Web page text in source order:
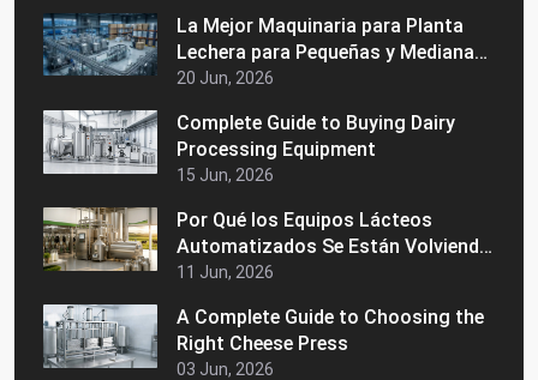
La Mejor Maquinaria para Planta
Lechera para Pequeñas y Medianas
Empresas Lácteas
20 Jun, 2026
Complete Guide to Buying Dairy
Processing Equipment
15 Jun, 2026
Por Qué los Equipos Lácteos
Automatizados Se Están Volviendo
Populares en los Mercados
11 Jun, 2026
A Complete Guide to Choosing the
Right Cheese Press
03 Jun, 2026